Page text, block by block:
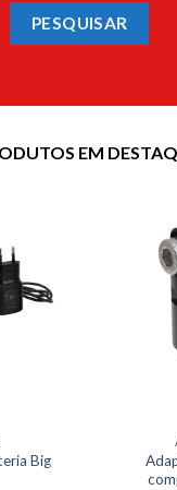
PESQUISAR
EM
Big